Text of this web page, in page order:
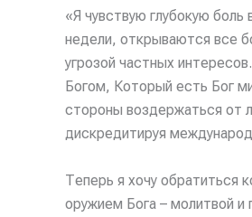
«Я чувствую глубокую
недели, открываются все
угрозой частных
Богом, Который есть Бог
стороны воздержаться от
дискредитируя
Теперь я хочу обратиться
оружием Бога – молитвой